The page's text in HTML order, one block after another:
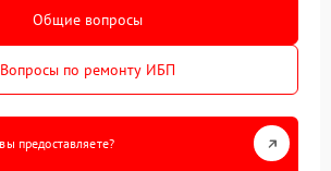
Общие вопросы
Вопросы по ремонту ИБП
предоставляете?